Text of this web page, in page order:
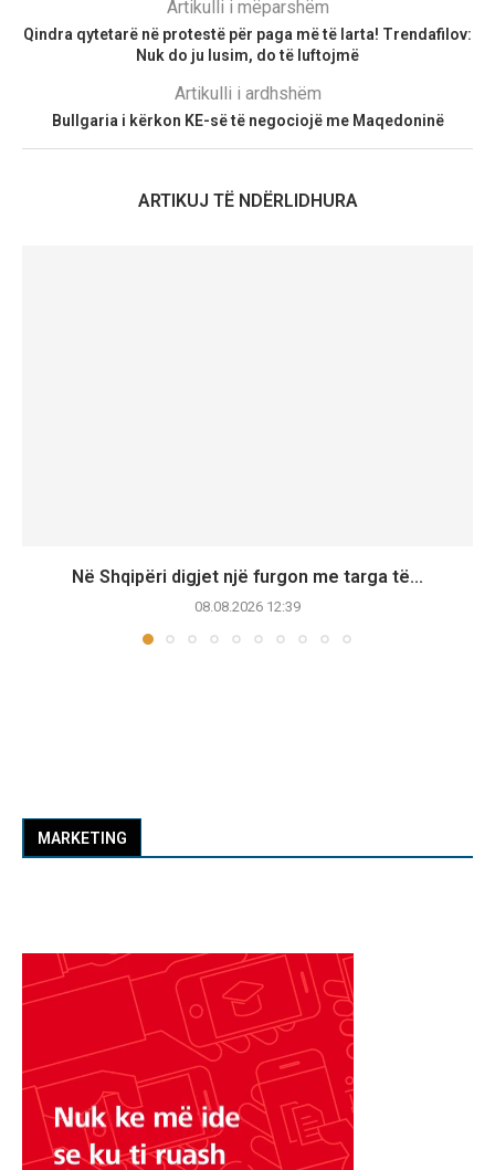
Artikulli i mëparshëm
Qindra qytetarë në protestë për paga më të larta! Trendafilov:
Nuk do ju lusim, do të luftojmë
Artikulli i ardhshëm
Bullgaria i kërkon KE-së të negociojë me Maqedoninë
ARTIKUJ TË NDËRLIDHURA
Në Shqipëri digjet një furgon me targa të...
08.08.2026 12:39
MARKETING